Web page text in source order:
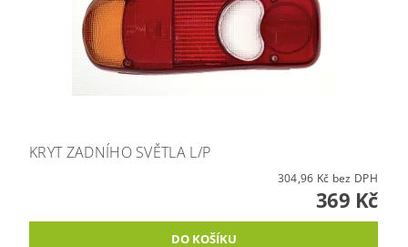
KRYT ZADNÍHO SVĚTLA L/P
304,96 Kč bez DPH
369 Kč